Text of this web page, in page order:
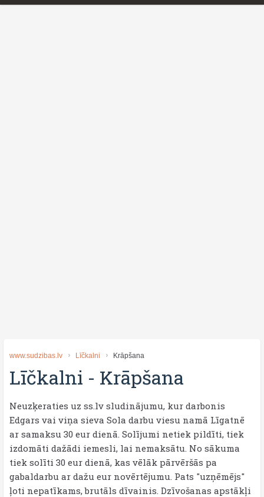
www.sudzibas.lv Līčkalni Krāpšana
Līčkalni - Krāpšana
Neuzķeraties uz ss.lv sludinājumu, kur darbonis
Edgars vai viņa sieva Sola darbu viesu namā Līgatnē
ar samaksu 30 eur dienā. Solījumi netiek pildīti, tiek
izdomāti dažādi iemesli, lai nemaksātu. No sākuma
tiek solīti 30 eur dienā, kas vēlāk pārvēršās pa
gabaldarbu ar dažu eur novērtējumu. Pats "uzņēmējs"
ļoti nepatīkams, brutāls dīvainis. Dzīvošanas apstākļi